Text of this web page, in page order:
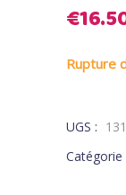
€
Rupture
UGS :
Catégorie